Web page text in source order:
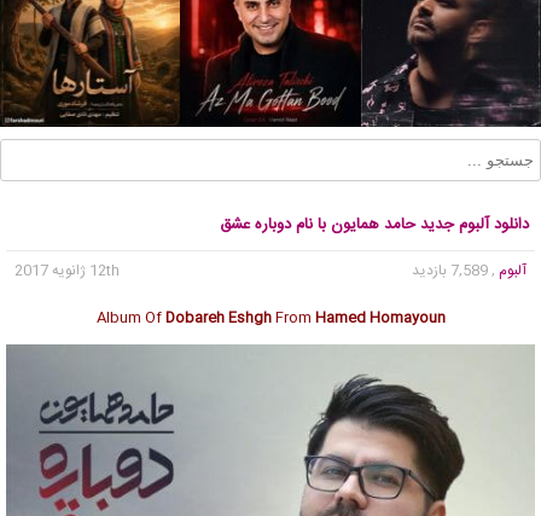
دانلود آلبوم جدید حامد همایون با نام دوباره عشق
آلبوم , 7,589 بازدید
12th ژانویه 2017
Album OfDobareh EshghFrom Hamed Homayoun